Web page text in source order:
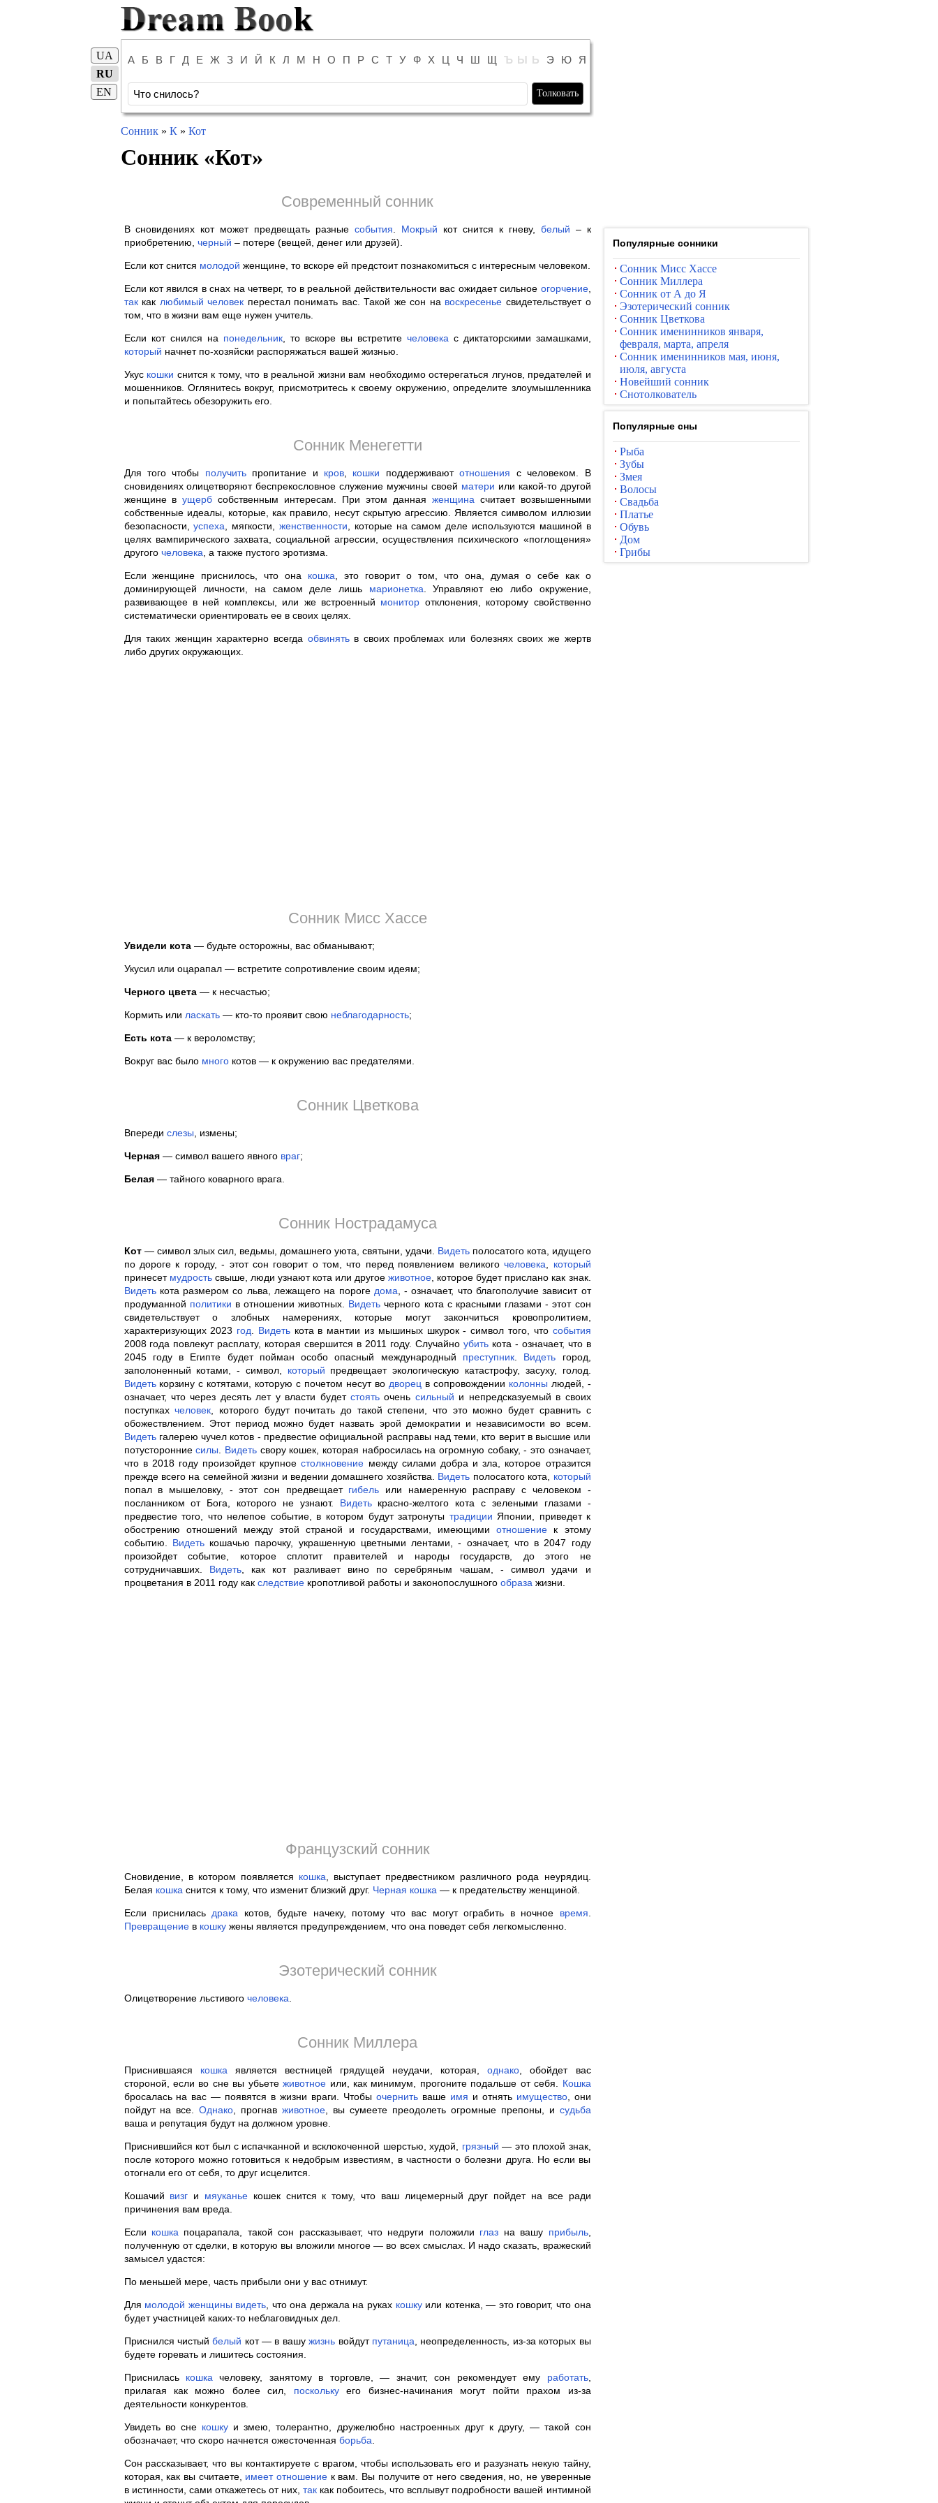
А Б В Г Д Е Ж З И Й К Л М Н О П Р С Т У Ф Х Ц Ч Ш Щ Ъ Ы Ь Э Ю Я
UA
RU
EN
Сонник» К» Кот
Сонник «Кот»
Современный сонник
В сновидениях кот может предвещать разныесобытия Мокрый кот снится к гневу, белый – к
приобретению, черный – потере (вещей, денег или друзей).
Если кот снится молодой женщине, то вскоре ей предстоит познакомиться с интересным человеком.
Если кот явился в снах на четверг, то в реальной действительности вас ожидает сильное огорчение,
таккак любимый человек перестал понимать вас. Такой же сон на воскресенье свидетельствует о
том, что в жизни вам еще нужен учитель.
Если кот снился на понедельник, то вскоре вы встретите человека с диктаторскими замашками,
который начнет по-хозяйски распоряжаться вашей жизнью.
Укус кошки снится к тому, что в реальной жизни вам необходимо остерегаться лгунов, предателей и
мошенников. Оглянитесь вокруг, присмотритесь к своему окружению, определите злоумышленника
и попытайтесь обезоружить его.
Сонник Менегетти
Для того чтобы получитьпропитание и кров кошки поддерживаютотношения с человеком. В
сновидениях олицетворяют беспрекословное служение мужчины своей матери или какой-то другой
женщине вущерб собственным интересам. При этом данная женщина считает возвышенными
собственные идеалы, которые, как правило, несут скрытую агрессию. Является символом иллюзии
безопасности,успеха , мягкости, женственности , которые на самом деле используются машиной в
целях вампирического захвата, социальной агрессии, осуществления психического «поглощения»
другого человека , а также пустого эротизма.
Если женщине приснилось, что она кошка , это говорит о том, что она, думая о себе как о
доминирующей личности, на самом деле лишь марионетка . Управляют ею либо окружение,
развивающее в ней комплексы, или же встроенный монитор отклонения, которому свойственно
систематически ориентировать ее в своих целях.
Для таких женщин характерно всегда обвинятьв своих проблемах или болезнях своих же жертв
либо других окружающих.
Сонник Мисс Хассе
Увидели кота— будьте осторожны, вас обманывают;
Укусил или оцарапал — встретите сопротивление своим идеям;
Черного цвета— к несчастью;
Кормить или ласкать— кто-то проявит свою неблагодарность;
Есть кота— к вероломству;
Вокруг вас было многокотов — к окружению вас предателями.
Сонник Цветкова
Впереди слезы , измены;
Черная— символ вашего явного враг;
Белая— тайного коварного врага.
Сонник Нострадамуса
Кот— символ злых сил, ведьмы, домашнего уюта, святыни, удачи. Видетьполосатого кота, идущего
по дороге к городу, - этот сон говорит о том, что перед появлением великогочеловека
который
принесет мудростьсвыше, люди узнают кота или другоеживотное , которое будет прислано как знак.
Видетькота размером со льва, лежащего на пороге дома , - означает, что благополучие зависит от
продуманной политики в отношении животных. Видеть черного кота с красными глазами - этот сон
свидетельствует о злобных намерениях, которые могут закончиться кровопролитием,
характеризующих 2023 год Видетькота в мантии из мышиных шкурок - символ того, что события
2008 года повлекут расплату, которая свершится в 2011 году. Случайно убитькота - означает, что в
2045 году в Египте будет пойман особо опасный международный преступник. Видеть город,
заполоненный котами, - символ, который предвещает экологическую катастрофу, засуху, голод.
Видетькорзину с котятами, которую с почетом несут во дворец в сопровождении колонны людей, -
означает, что через десять лет у власти будет стоятьочень сильный и непредсказуемый в своих
поступкахчеловек , которого будут почитать до такой степени, что это можно будет сравнить с
обожествлением. Этот период можно будет назвать эрой демократии и независимости во всем.
Видетьгалерею чучел котов - предвестие официальной расправы над теми, кто верит в высшие или
потусторонниесилы Видетьсвору кошек, которая набросилась на огромную собаку, - это означает,
что в 2018 году произойдет крупноестолкновение между силами добра и зла, которое отразится
прежде всего на семейной жизни и ведении домашнего хозяйства. Видеть полосатого кота, который
попал в мышеловку, - этот сон предвещает гибель или намеренную расправу с человеком -
посланником от Бога, которого не узнают. Видетькрасно-желтого кота с зелеными глазами -
предвестие того, что нелепое событие, в котором будут затронуты традиции Японии, приведет к
обострению отношений между этой страной и государствами, имеющимиотношение к этому
событию. Видетькошачью парочку, украшенную цветными лентами, - означает, что в 2047 году
произойдет событие, которое сплотит правителей и народы государств, до этого не
сотрудничавших. Видеть, как кот разливает вино по серебряным чашам, - символ удачи и
процветания в 2011 году как следствиекропотливой работы и законопослушного образа жизни.
Французский сонник
Сновидение, в котором появляется кошка , выступает предвестником различного рода неурядиц.
Белая кошка снится к тому, что изменит близкий друг. Черная кошка — к предательству женщиной.
Если приснилась драка котов, будьте начеку, потому что вас могут ограбить в ночное время
Превращениев кошкужены является предупреждением, что она поведет себя легкомысленно.
Эзотерический сонник
Олицетворение льстивого человека
Сонник Миллера
Приснившаяся кошка является вестницей грядущей неудачи, которая,однако , обойдет вас
стороной, если во сне вы убьетеживотное или, как минимум, прогоните подальше от себя. Кошка
бросалась на вас — появятся в жизни враги. Чтобы очернитьваше имя и отнять имущество, они
пойдут на все.Однако , прогнавживотное , вы сумеете преодолеть огромные препоны, и судьба
ваша и репутация будут на должном уровне.
Приснившийся кот был с испачканной и всклокоченной шерстью, худой, грязный — это плохой знак,
после которого можно готовиться к недобрым известиям, в частности о болезни друга. Но если вы
отогнали его от себя, то друг исцелится.
Кошачий визг и мяуканьекошек снится к тому, что ваш лицемерный друг пойдет на все ради
причинения вам вреда.
Если кошка поцарапала, такой сон рассказывает, что недруги положили глаз на вашу прибыль,
полученную от сделки, в которую вы вложили многое — во всех смыслах. И надо сказать, вражеский
замысел удастся:
По меньшей мере, часть прибыли они у вас отнимут.
Для молодой женщины видеть , что она держала на руках кошкуили котенка, — это говорит, что она
будет участницей каких-то неблаговидных дел.
Приснился чистыйбелый кот — в вашужизнь войдут путаница , неопределенность, из-за которых вы
будете горевать и лишитесь состояния.
Приснилась кошка человеку, занятому в торговле, — значит, сон рекомендует ему работать,
прилагая как можно более сил, посколькуего бизнес-начинания могут пойти прахом из-за
деятельности конкурентов.
Увидеть во сне кошкуи змею, толерантно, дружелюбно настроенных друг к другу, — такой сон
обозначает, что скоро начнется ожесточенная борьба
Сон рассказывает, что вы контактируете с врагом, чтобы использовать его и разузнать некую тайну,
которая, как вы считаете, имеет отношениек вам. Вы получите от него сведения, но, не уверенные
в истинности, сами откажетесь от них, таккак побоитесь, что всплывут подробности вашей интимной
Популярные сонники
Сонник Мисс Хассе
Сонник Миллера
Сонник от А до Я
Эзотерический сонник
Сонник Цветкова
Сонник именинников января,
февраля, марта, апреля
Сонник именинников мая, июня,
июля, августа
Новейший сонник
Снотолкователь
Популярные сны
Рыба
Зубы
Змея
Волосы
Свадьба
Платье
Обувь
Дом
Грибы